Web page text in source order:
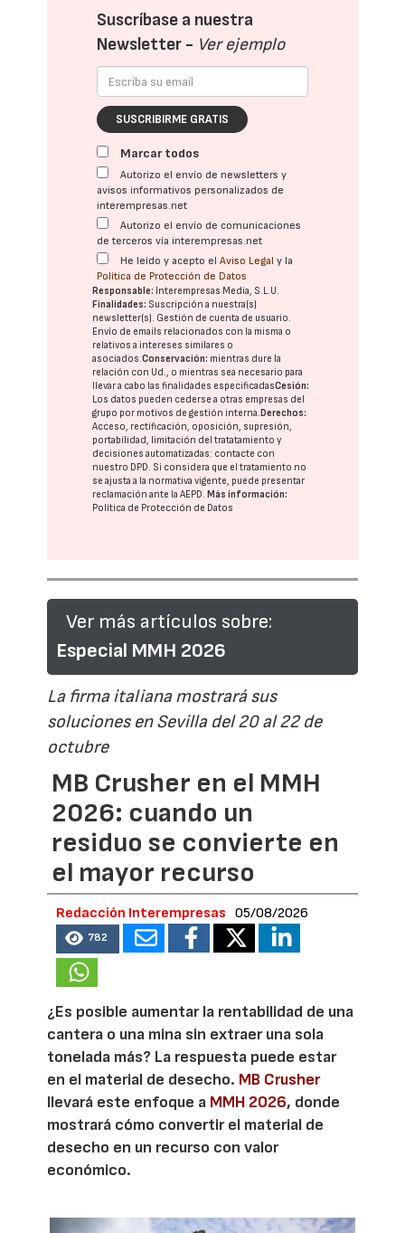
Suscríbase a nuestra
Newsletter - Ver ejemplo
SUSCRIBIRME GRATIS
Marcar todos
Autorizo el envío de newsletters y
avisos informativos personalizados de
interempresas.net
Autorizo el envío de comunicaciones
de terceros vía interempresas.net
He leído y acepto elAviso Legal y la
Política de Protección de Datos
Responsable: Interempresas Media, S.L.U.
Finalidades: Suscripción a nuestra(s)
newsletter(s). Gestión de cuenta de usuario.
Envío de emails relacionados con la misma o
relativos a intereses similares o
asociados.Conservación: mientras dure la
relación con Ud., o mientras sea necesario para
llevar a cabo las finalidades especificadasCesión:
Los datos pueden cederse a otras empresas del
grupo por motivos de gestión interna. Derechos:
Acceso, rectificación, oposición, supresión,
portabilidad, limitación del tratatamiento y
decisiones automatizadas: contacte con
nuestro DPD. Si considera que el tratamiento no
se ajusta a la normativa vigente, puede presentar
reclamación ante laAEPD. Más información:
Política de Protección de Datos
Ver más artículos sobre:
Especial MMH 2026
La firma italiana mostrará sus
soluciones en Sevilla del 20 al 22 de
octubre
MB Crusher en el MMH
2026: cuando un
residuo se convierte en
el mayor recurso
Redacción Interempresas 05/08/2026
782
¿Es posible aumentar la rentabilidad de una
cantera o una mina sin extraer una sola
tonelada más? La respuesta puede estar
en el material de desecho. MB Crusher
llevará este enfoque a MMH 2026, donde
mostrará cómo convertir el material de
desecho en un recurso con valor
económico.